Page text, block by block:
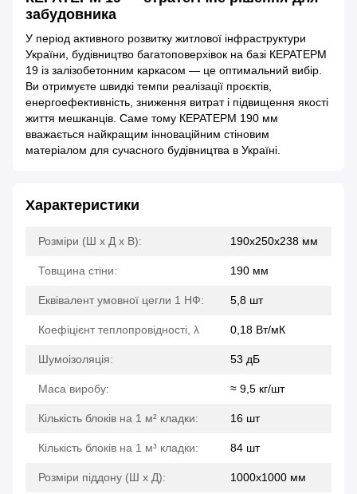
забудовника
У період активного розвитку житлової інфраструктури
України, будівництво багатоповерхівок на базі КЕРАТЕРМ
19 із залізобетонним каркасом — це оптимальний вибір.
Ви отримуєте швидкі темпи реалізації проєктів,
енергоефективність, зниження витрат і підвищення якості
життя мешканців. Саме тому КЕРАТЕРМ 190 мм
вважається найкращим інноваційним стіновим
матеріалом для сучасного будівництва в Україні.
Характеристики
Розміри (Ш х Д х В): 190х250х238 мм
Товщина стіни: 190 мм
Еквівалент умовної цегли 1 НФ: 5,8 шт
Коефіцієнт теплопровідності, λ 0,18 Вт/мК
Шумоізоляція: 53 дБ
Маса виробу: ≈ 9,5 кг/шт
Кількість блоків на 1 м² кладки: 16 шт
Кількість блоків на 1 м³ кладки: 84 шт
Розміри піддону (Ш х Д): 1000х1000 мм